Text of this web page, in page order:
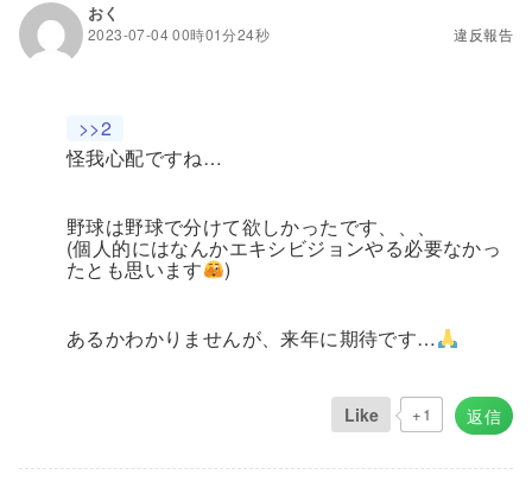
おく
2023-07-04 00時01分24秒 違反報告
>>2
怪我心配ですね…
野球は野球で分けて欲しかったです、、、
(個人的にはなんかエキシビジョンやる必要なかっ
たとも思います )
あるかわかりませんが、来年に期待です…
返信
Like +1